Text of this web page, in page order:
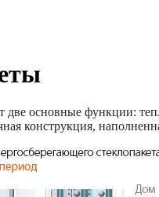
две основные функции:
конструкция,